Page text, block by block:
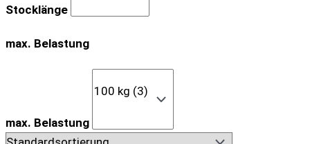
Stocklänge
max. Belastung
max. Belastung